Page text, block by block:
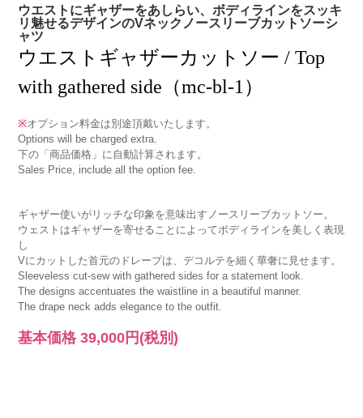
ウエストにギャザーをあしらい、ボディラインをスッキ
リ魅せるデザインのVネックノースリーブカットソーシ
ャツ
ウエストギャザーカットソー / Top
with gathered side（mc-bl-1）
※オプション料金は別途頂戴いたします。
Options will be charged extra.
下の「商品価格」に自動計算されます。
Sales Price, include all the option fee.
ギャザー使いがリッチな印象を意味出すノースリーブカットソー。
ウェストはギャザーを寄せることによってボディラインを美しく表現
し
Vにカットした首元のドレープは、デコルテを細く華奢に見せます。
Sleeveless cut-sew with gathered sides for a statement look.
The designs accentuates the waistline in a beautiful manner.
The drape neck adds elegance to the outfit.
基本価格39,000円 (税別)